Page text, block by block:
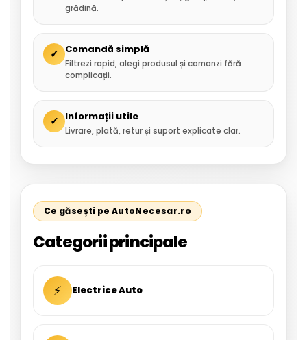
grădină.
✓ Comandă simplă
Filtrezi rapid, alegi produsul și comanzi fără
complicații.
✓ Informații utile
Livrare, plată, retur și suport explicate clar.
Ce găsești pe AutoNecesar.ro
Categorii principale
⚡ Electrice Auto